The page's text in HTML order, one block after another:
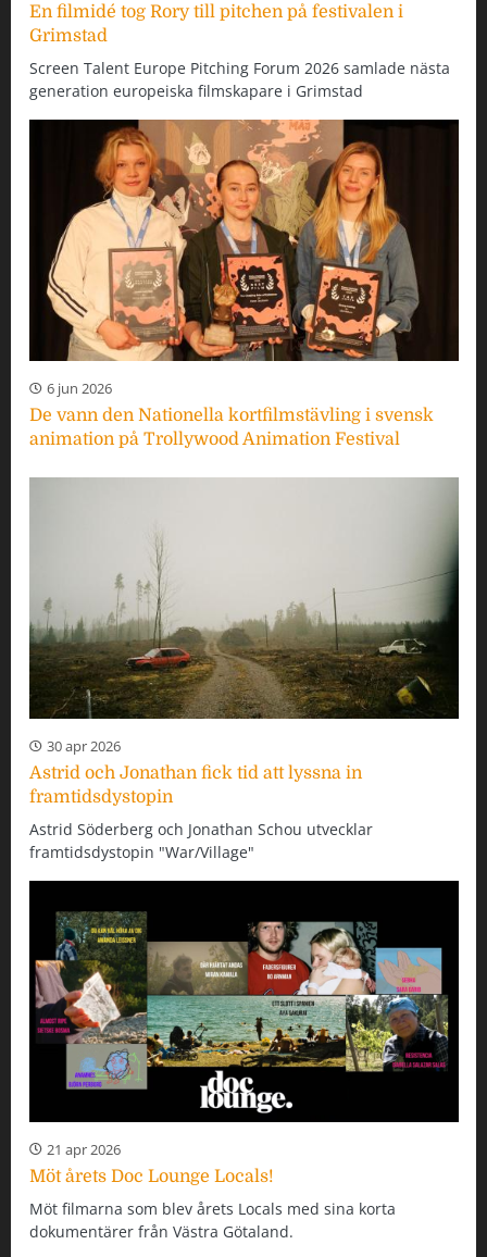
En filmidé tog Rory till pitchen på festivalen i
Grimstad
Screen Talent Europe Pitching Forum 2026 samlade nästa
generation europeiska filmskapare i Grimstad
6 jun 2026
De vann den Nationella kortfilmstävling i svensk
animation på Trollywood Animation Festival
30 apr 2026
Astrid och Jonathan fick tid att lyssna in
framtidsdystopin
Astrid Söderberg och Jonathan Schou utvecklar
framtidsdystopin "War/Village"
21 apr 2026
Möt årets Doc Lounge Locals!
Möt filmarna som blev årets Locals med sina korta
dokumentärer från Västra Götaland.